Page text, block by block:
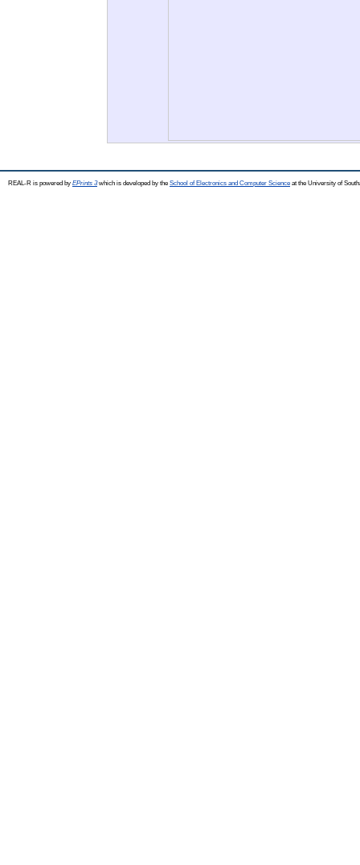
REAL-R is powered by EPrints 3which is developed by the School of Electronics and Computer Science at the University of